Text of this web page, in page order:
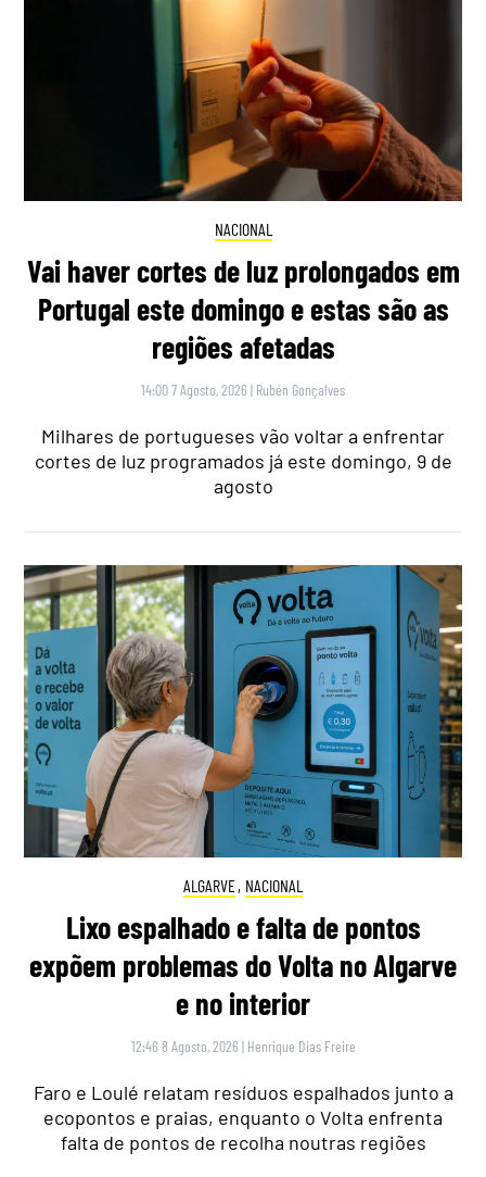
NACIONAL
Vai haver cortes de luz prolongados em
Portugal este domingo e estas são as
regiões afetadas
14:00 7 Agosto, 2026 | Rubén Gonçalves
Milhares de portugueses vão voltar a enfrentar
cortes de luz programados já este domingo, 9 de
agosto
ALGARVE, NACIONAL
Lixo espalhado e falta de pontos
expõem problemas do Volta no Algarve
e no interior
12:46 8 Agosto, 2026 | Henrique Dias Freire
Faro e Loulé relatam resíduos espalhados junto a
ecopontos e praias, enquanto o Volta enfrenta
falta de pontos de recolha noutras regiões